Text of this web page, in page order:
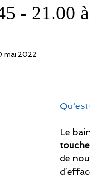
- 21.00
mai 2022
Le
de